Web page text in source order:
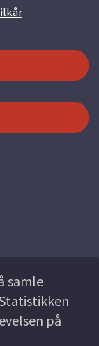
samle
på